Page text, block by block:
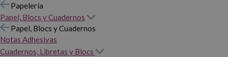
Papelería
Papel, Blocs y Cuadernos
Papel, Blocs y Cuadernos
Notas Adhesivas
Cuadernos, Libretas y Blocs